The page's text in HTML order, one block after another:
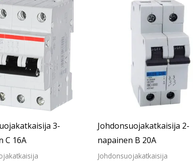
3-
C 16A
Johdonsuojakatkaisija 2-
napainen B 20A
Johdonsuojakatkaisija